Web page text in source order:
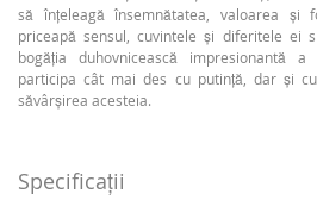
să înţeleagă însemnătatea, valoarea şi
priceapă sensul, cuvintele şi diferitele ei
bogăţia duhovnicească impresionantă
participa cât mai des cu putinţă, dar şi
săvârşirea acesteia.
Specificaţii